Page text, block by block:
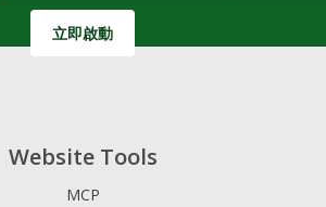
立即啟動
Website Tools
MCP